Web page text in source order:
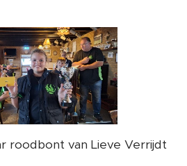
roodbont van Lieve Verrijdt